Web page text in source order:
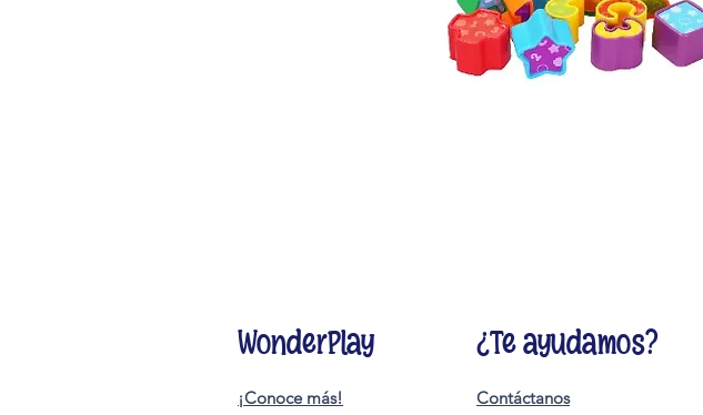
WonderPlay
¡Conoce más!
¿Te ayudamos?
Contáctanos